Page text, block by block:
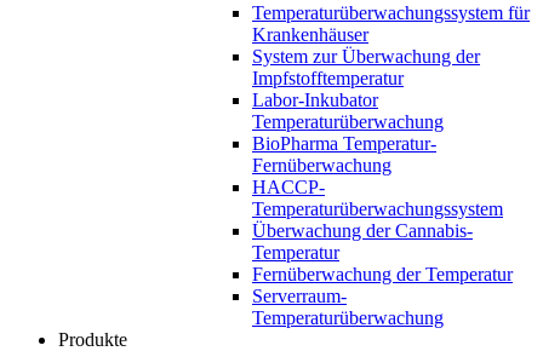
Temperaturüberwachungssystem für
Krankenhäuser
System zur Überwachung der
Impfstofftemperatur
Labor-Inkubator
Temperaturüberwachung
BioPharma Temperatur-
Fernüberwachung
HACCP-
Temperaturüberwachungssystem
Überwachung der Cannabis-
Temperatur
Fernüberwachung der Temperatur
Serverraum-
Temperaturüberwachung
Produkte